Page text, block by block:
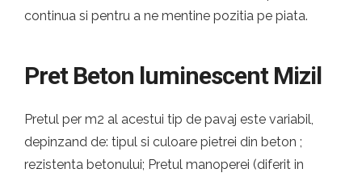
continua si pentru a ne mentine pozitia pe piata.
Pret Beton luminescent Mizil
Pretul per m2 al acestui tip de pavaj este variabil,
depinzand de: tipul si culoare pietrei din beton ;
rezistenta betonului; Pretul manoperei (diferit in